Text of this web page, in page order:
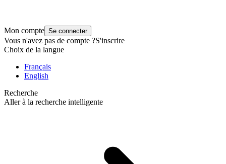
Mon compte Se connecter
Vous n'avez pas de compte ?S'inscrire
Choix de la langue
Français
English
Recherche
Aller à la recherche intelligente